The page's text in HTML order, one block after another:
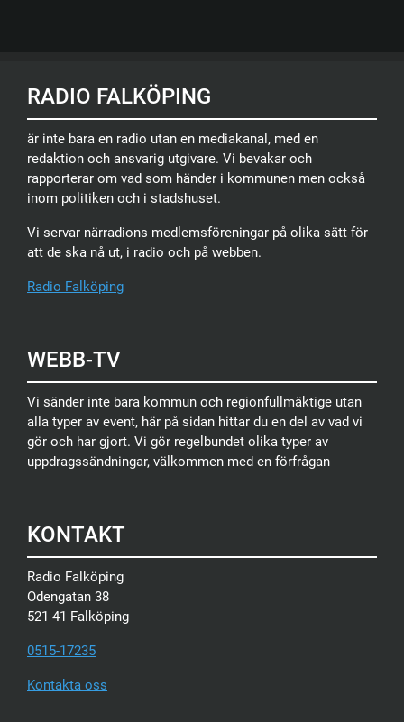
RADIO FALKÖPING
är inte bara en radio utan en mediakanal, med en
redaktion och ansvarig utgivare. Vi bevakar och
rapporterar om vad som händer i kommunen men också
inom politiken och i stadshuset.
Vi servar närradions medlemsföreningar på olika sätt för
att de ska nå ut, i radio och på webben.
Radio Falköping
WEBB-TV
Vi sänder inte bara kommun och regionfullmäktige utan
alla typer av event, här på sidan hittar du en del av vad vi
gör och har gjort. Vi gör regelbundet olika typer av
uppdragssändningar, välkommen med en förfrågan
KONTAKT
Radio Falköping
Odengatan 38
521 41 Falköping
0515-17235
Kontakta oss